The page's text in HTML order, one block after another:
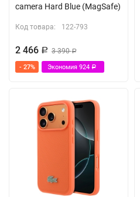
camera Hard Blue (MagSafe)
Код товара: 122-793
2 466 Р 3 390Р
- 27% Экономия 924 Р